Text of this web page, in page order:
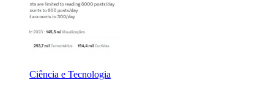
Ciência e Tecnologia